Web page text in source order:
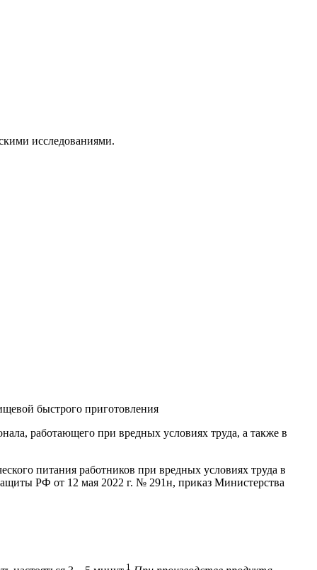
исследованиями.
быстрого приготовления
работающего при вредных условиях труда, а также в
питания работников при вредных условиях труда в
РФ от 12 мая 2022 г. № 291н, приказ Министерства
1